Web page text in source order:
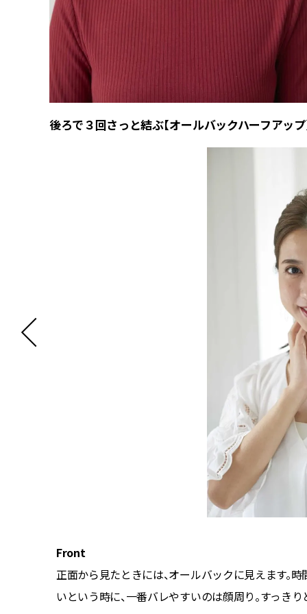
後ろで３回さっと結ぶ【オールバックハーフアップ
Front
正面から見たときには、オールバックに見えます。
いという時に、一番バレやすいのは顔周り。すっき